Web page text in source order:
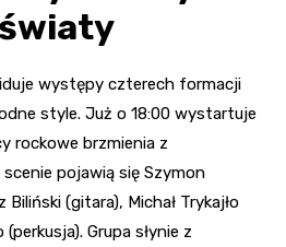
występy czterech formacji
style. Już o 18:00 wystartuje
rockowe brzmienia z
pojawią się Szymon
Biliński (gitara), Michał Trykajło
Grupa słynie z